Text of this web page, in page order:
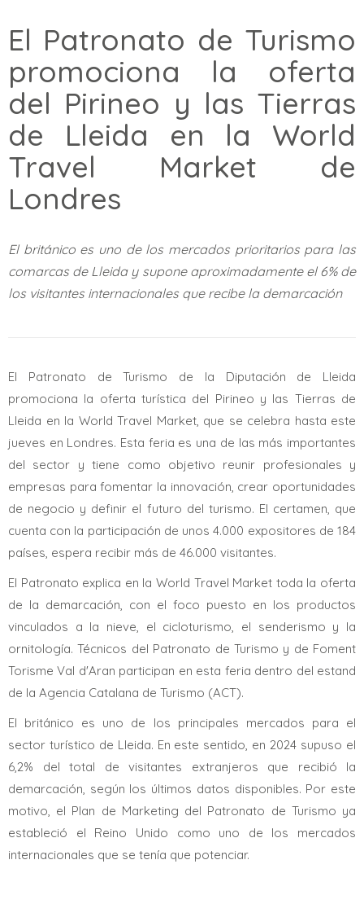
El Patronato de Turismo
promociona la oferta
del Pirineo y las Tierras
de Lleida en la World
Travel Market de
Londres
El británico es uno de los mercados prioritarios para las
comarcas de Lleida y supone aproximadamente el 6% de
los visitantes internacionales que recibe la demarcación
El Patronato de Turismo de la Diputación de Lleida
promociona la oferta turística del Pirineo y las Tierras de
Lleida en la World Travel Market, que se celebra hasta este
jueves en Londres. Esta feria es una de las más importantes
del sector y tiene como objetivo reunir profesionales y
empresas para fomentar la innovación, crear oportunidades
de negocio y definir el futuro del turismo. El certamen, que
cuenta con la participación de unos 4.000 expositores de 184
países, espera recibir más de 46.000 visitantes.
El Patronato explica en la World Travel Market toda la oferta
de la demarcación, con el foco puesto en los productos
vinculados a la nieve, el cicloturismo, el senderismo y la
ornitología. Técnicos del Patronato de Turismo y de Foment
Torisme Val d'Aran participan en esta feria dentro del estand
de la Agencia Catalana de Turismo (ACT).
El británico es uno de los principales mercados para el
sector turístico de Lleida. En este sentido, en 2024 supuso el
6,2% del total de visitantes extranjeros que recibió la
demarcación, según los últimos datos disponibles. Por este
motivo, el Plan de Marketing del Patronato de Turismo ya
estableció el Reino Unido como uno de los mercados
internacionales que se tenía que potenciar.